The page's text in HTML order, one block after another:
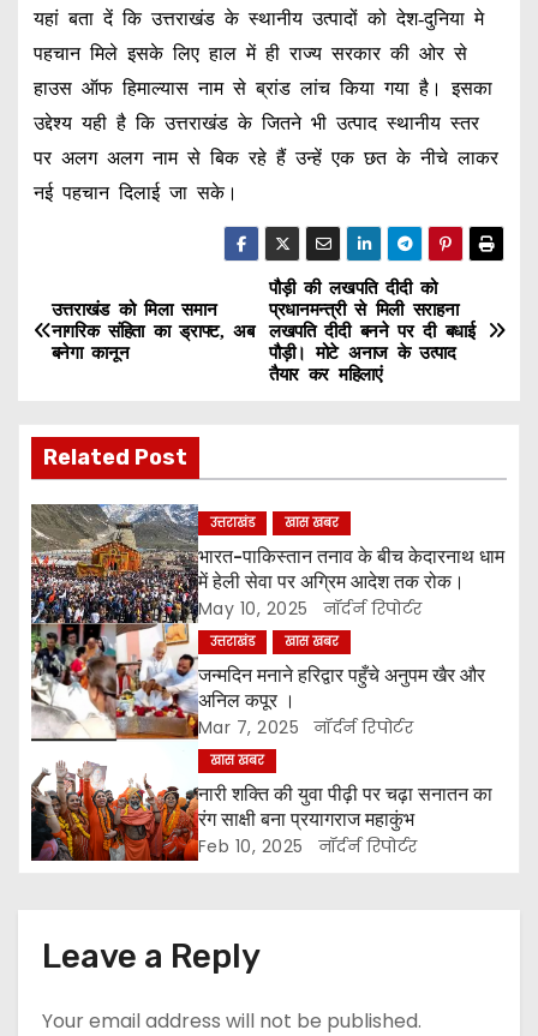
यहां बता दें कि उत्तराखंड के स्थानीय उत्पादों को देश-दुनिया मे
पहचान मिले इसके लिए हाल में ही राज्य सरकार की ओर से
हाउस ऑफ हिमाल्यास नाम से ब्रांड लांच किया गया है। इसका
उद्देश्य यही है कि उत्तराखंड के जितने भी उत्पाद स्थानीय स्तर
पर अलग अलग नाम से बिक रहे हैं उन्हें एक छत के नीचे लाकर
नई पहचान दिलाई जा सके।
P
o
t
n
a
v
i
g
a
t
i
n
पौड़ी की लखपति दीदी को
प्रधानमन्त्री से मिली सराहना
लखपति दीदी बनने पर दी बधाई
पौड़ी। मोटे अनाज के उत्पाद
तैयार कर महिलाएं
उत्तराखंड को मिला समान
नागरिक संहिता का ड्राफ्ट, अब
बनेगा कानून
Related Post
उत्तराखंड खास खबर
भारत-पाकिस्तान तनाव के बीच केदारनाथ धाम
में हेली सेवा पर अग्रिम आदेश तक रोक।
May 10, 2025 नॉर्दर्न रिपोर्टर
उत्तराखंड खास खबर
जन्मदिन मनाने हरिद्वार पहुँचे अनुपम खैर और
अनिल कपूर ।
Mar 7, 2025 नॉर्दर्न रिपोर्टर
खास खबर
नारी शक्ति की युवा पीढ़ी पर चढ़ा सनातन का
रंग साक्षी बना प्रयागराज महाकुंभ
Feb 10, 2025 नॉर्दर्न रिपोर्टर
Leave a Reply
Your email address will not be published.